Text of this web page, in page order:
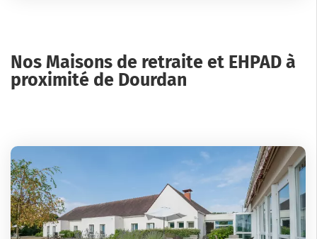
Nos Maisons de retraite et EHPAD à
proximité de Dourdan